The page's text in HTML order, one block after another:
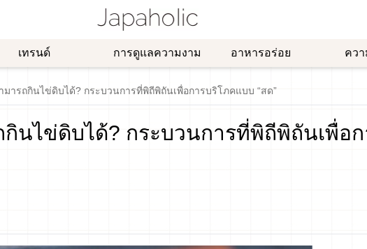
เทรนด์ การดูแลความงาม อาหารอร่อย ควา
ารถกินไข่ดิบได้? กระบวนการที่พิถีพิถันเพื่อการบริโภคแบบ “สด”
นไข่ดิบได้? กระบวนการที่พิถีพิถันเพื่อก